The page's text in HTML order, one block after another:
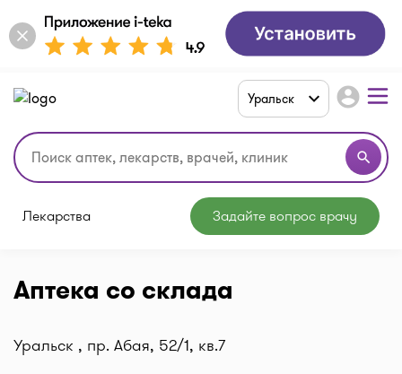
search
Уральск account_circle
Лекарства Задайте вопрос врачу
Аптека со склада
Уральск , пр. Абая, 52/1, кв.7